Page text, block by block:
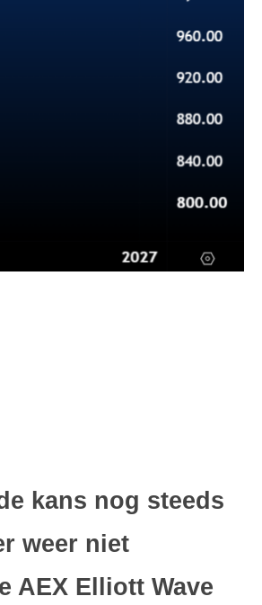
kans nog steeds
weer niet
AEX Elliott Wave